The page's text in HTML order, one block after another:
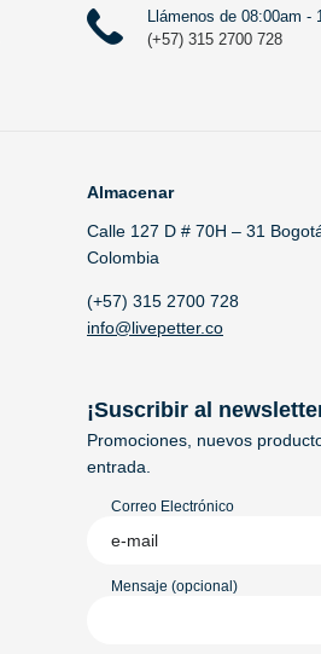
Llámenos de 08:00am -
(+57) 315 2700 728
Almacenar
Calle 127 D # 70H – 31
Colombia
(+57) 315 2700 728
info@livepetter.co
¡Suscribir al
Promociones, nuevos
entrada.
Correo Electrónico
Mensaje (opcional)